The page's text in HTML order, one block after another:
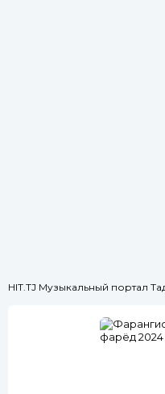
HIT.TJ Музыкальный портал